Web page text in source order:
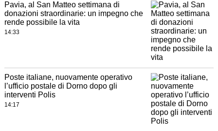
Pavia, al San Matteo settimana di
donazioni straordinarie: un impegno che
rende possibile la vita
14:33
Poste italiane, nuovamente operativo
l’ufficio postale di Dorno dopo gli
interventi Polis
14:17